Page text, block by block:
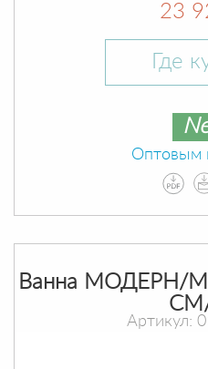
23
Где
Оптовым
Ванна МОДЕРН/
Артикул: